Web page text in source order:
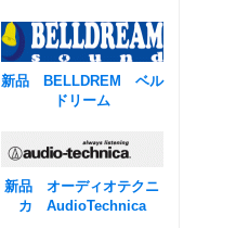
新品 BELLDREM ベル
ドリーム
新品 オーディオテクニ
カ AudioTechnica